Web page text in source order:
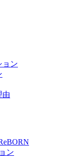
ン